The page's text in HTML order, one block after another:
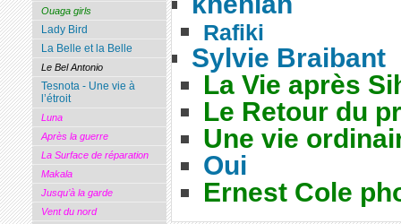
Rafiki
Sylvie Braibant
La Vie après
Le Retour du
Une vie
Oui
Ernest Cole
Ouaga girls
Lady Bird
La Belle et la Belle
Le Bel Antonio
Tesnota - Une vie à
l’étroit
Luna
Après la guerre
La Surface de réparation
Makala
Jusqu’à la garde
Vent du nord